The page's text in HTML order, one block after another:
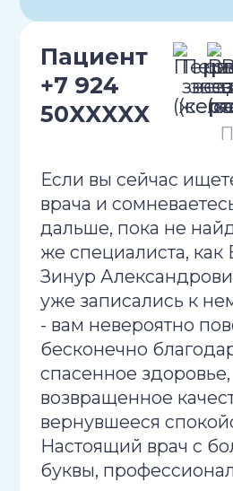
Пациент
+7 924
50XXXXX
Если вы сейчас
врача и
дальше, пока не
же специалиста, как
Зинур
уже записались к
- вам невероятно
бесконечно
спасенное здоровье,
возвращенное
вернувшееся
Настоящий врач с
буквы,